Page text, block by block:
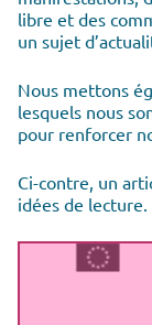
libre et des
un sujet
Nous mettons
lesquels nous
pour renforcer
Ci-contre, un
idées de lecture.